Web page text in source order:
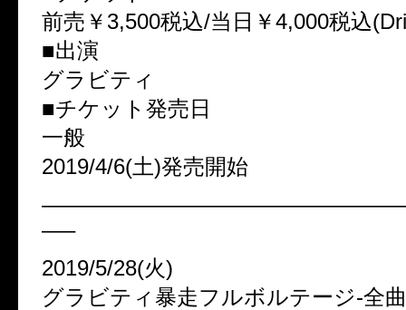
前売￥3,500税込/当日￥4,000税込
■出演
グラビティ
■チケット発売日
一般
2019/4/6(土)発売開始
—–
2019/5/28(火)
グラビティ暴走フルボルテージ-全